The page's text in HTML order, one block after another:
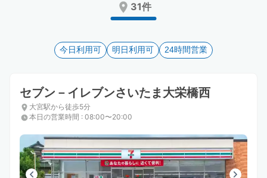
the
keyboard
shortcuts
for
changing
dates.
mark
key
the
keyboard
shortcuts
for
changing
dates.
31件
今日利用可 明日利用可 24時間営業
セブン－イレブンさいたま大栄橋西
大宮駅から徒歩5分
本日の営業時間 : 08:00〜20:00